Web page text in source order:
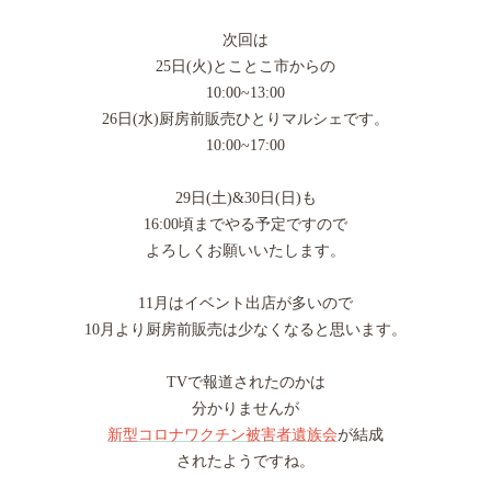
次回は
25日(火)とことこ市からの
10:00~13:00
26日(水)厨房前販売ひとりマルシェです。
10:00~17:00
29日(土)&30日(日)も
16:00頃までやる予定ですので
よろしくお願いいたします。
11月はイベント出店が多いので
10月より厨房前販売は少なくなると思います。
TVで報道されたのかは
分かりませんが
新型コロナワクチン被害者遺族会が結成
されたようですね。